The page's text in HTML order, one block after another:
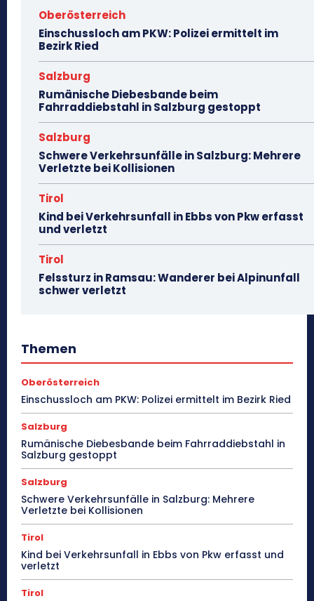
Oberösterreich
Einschussloch am PKW: Polizei ermittelt im
Bezirk Ried
Salzburg
Rumänische Diebesbande beim
Fahrraddiebstahl in Salzburg gestoppt
Salzburg
Schwere Verkehrsunfälle in Salzburg: Mehrere
Verletzte bei Kollisionen
Tirol
Kind bei Verkehrsunfall in Ebbs von Pkw erfasst
und verletzt
Tirol
Felssturz in Ramsau: Wanderer bei Alpinunfall
schwer verletzt
Themen
Oberösterreich
Einschussloch am PKW: Polizei ermittelt im Bezirk Ried
Salzburg
Rumänische Diebesbande beim Fahrraddiebstahl in
Salzburg gestoppt
Salzburg
Schwere Verkehrsunfälle in Salzburg: Mehrere
Verletzte bei Kollisionen
Tirol
Kind bei Verkehrsunfall in Ebbs von Pkw erfasst und
verletzt
Tirol